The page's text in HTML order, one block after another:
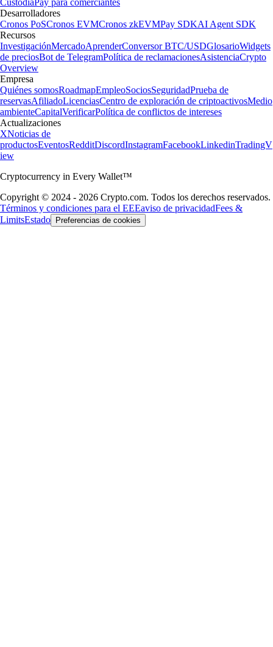
Custodia Pay para comerciantes
Desarrolladores
Cronos PoSCronos EVMCronos zkEVMPay SDKAI Agent SDK
Recursos
InvestigaciónMercadoAprenderConversor BTC/USDGlosarioWidgets
de preciosBot de TelegramPolítica de reclamacionesAsistenciaCrypto
Overview
Empresa
Quiénes somosRoadmapEmpleoSociosSeguridadPrueba de
reservasAfiliadoLicenciasCentro de exploración de criptoactivosMedio
ambienteCapitalVerificarPolítica de conflictos de intereses
Actualizaciones
XNoticias de
productosEventosRedditDiscordInstagramFacebookLinkedinTradingV
iew
Cryptocurrency in Every Wallet™
Copyright © 2024 - 2026 Crypto.com. Todos los derechos reservados.
Términos y condiciones para el EEEaviso de privacidadFees &
LimitsEstado Preferencias de cookies